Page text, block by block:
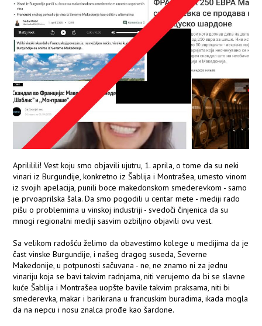
Aprililili! Vest koju smo objavili ujutru, 1. aprila, o tome da su neki
vinari iz Burgundije, konkretno iz Šablija i Montrašea, umesto vinom
iz svojih apelacija, punili boce makedonskom smederevkom - samo
je prvoaprilska šala. Da smo pogodili u centar mete - mediji rado
pišu o problemima u vinskoj industriji - svedoči činjenica da su
mnogi regionalni mediji sasvim ozbiljno objavili ovu vest.
Sa velikom radošću želimo da obavestimo kolege u medijima da je
čast vinske Burgundije, i našeg dragog suseda, Severne
Makedonije, u potpunosti sačuvana - ne, ne znamo ni za jednu
vinariju koja se bavi takvim radnjama, niti verujemo da bi se slavne
kuće Šablija i Montrašea uopšte bavile takvim praksama, niti bi
smederevka, makar i barikirana u francuskim buradima, ikada mogla
da na nepcu i nosu znalca prođe kao šardone.